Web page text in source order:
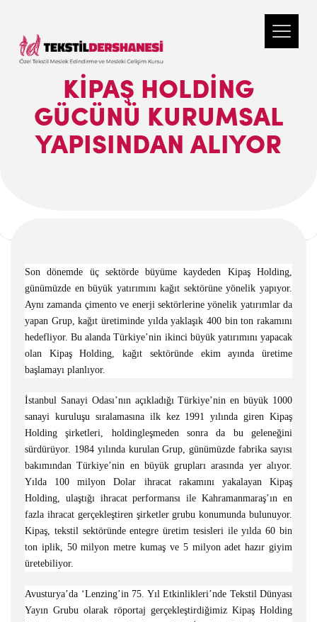
KIPAŞ HOLDING
GÜCÜNÜ KURUMSAL
YAPISINDAN ALIYOR
Son dönemde üç sektörde büyüme kaydeden Kipaş Holding,
günümüzde en büyük yatırımını kağıt sektörüne yönelik yapıyor.
Aynı zamanda çimento ve enerji sektörlerine yönelik yatırımlar da
yapan Grup, kağıt üretiminde yılda yaklaşık 400 bin ton rakamını
hedefliyor. Bu alanda Türkiye’nin ikinci büyük yatırımını yapacak
olan Kipaş Holding, kağıt sektöründe ekim ayında üretime
başlamayı planlıyor.
İstanbul Sanayi Odası’nın açıkladığı Türkiye’nin en büyük 1000
sanayi kuruluşu sıralamasına ilk kez 1991 yılında giren Kipaş
Holding şirketleri, holdingleşmeden sonra da bu geleneğini
sürdürüyor. 1984 yılında kurulan Grup, günümüzde fabrika sayısı
bakımından Türkiye’nin en büyük grupları arasında yer alıyor.
Yılda 100 milyon Dolar ihracat rakamını yakalayan Kipaş
Holding, ulaştığı ihracat performansı ile Kahramanmaraş’ın en
fazla ihracat gerçekleştiren şirketler grubu konumunda bulunuyor.
Kipaş, tekstil sektöründe entegre üretim tesisleri ile yılda 60 bin
ton iplik, 50 milyon metre kumaş ve 5 milyon adet hazır giyim
üretebiliyor.
Avusturya’da ‘Lenzing’in 75. Yıl Etkinlikleri’nde Tekstil Dünyası
Yayın Grubu olarak röportaj gerçekleştirdiğimiz Kipaş Holding